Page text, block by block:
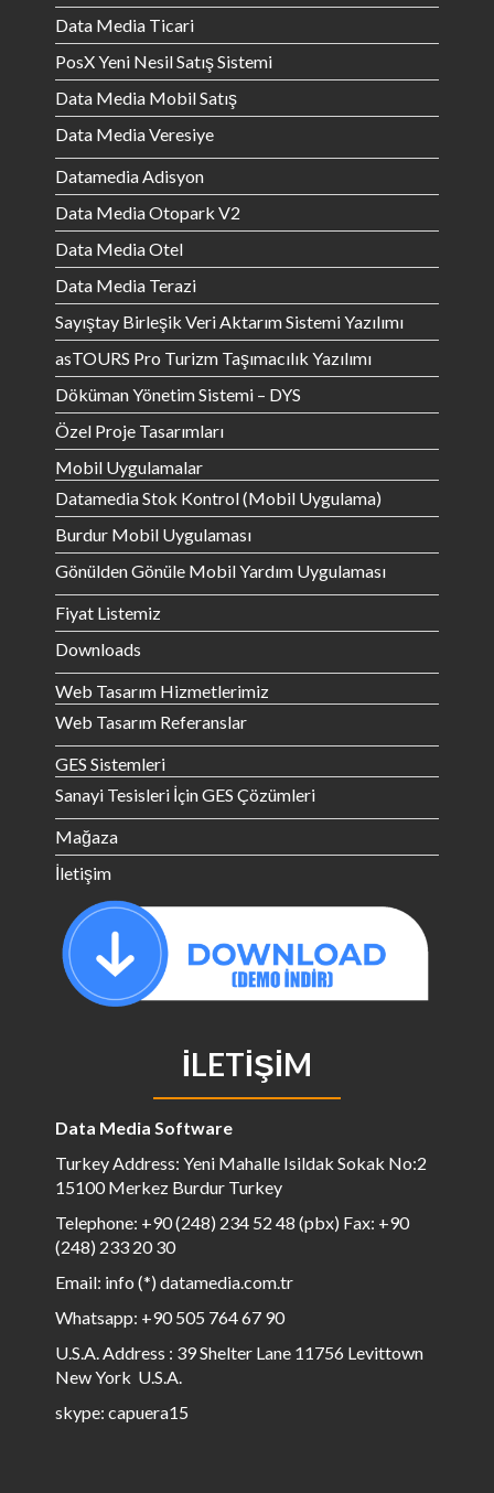
Data Media Ticari
PosX Yeni Nesil Satış Sistemi
Data Media Mobil Satış
Data Media Veresiye
Datamedia Adisyon
Data Media Otopark V2
Data Media Otel
Data Media Terazi
Sayıştay Birleşik Veri Aktarım Sistemi Yazılımı
asTOURS Pro Turizm Taşımacılık Yazılımı
Döküman Yönetim Sistemi – DYS
Özel Proje Tasarımları
Mobil Uygulamalar
Datamedia Stok Kontrol (Mobil Uygulama)
Burdur Mobil Uygulaması
Gönülden Gönüle Mobil Yardım Uygulaması
Fiyat Listemiz
Downloads
Web Tasarım Hizmetlerimiz
Web Tasarım Referanslar
GES Sistemleri
Sanayi Tesisleri İçin GES Çözümleri
Mağaza
İletişim
İLETIŞIM
Data Media Software
Turkey Address: Yeni Mahalle Isildak Sokak No:2
15100 Merkez Burdur Turkey
Telephone: +90 (248) 234 52 48 (pbx) Fax: +90
(248) 233 20 30
Email: info (*) datamedia.com.tr
Whatsapp: +90 505 764 67 90
U.S.A. Address : 39 Shelter Lane 11756 Levittown
New York U.S.A.
skype: capuera15